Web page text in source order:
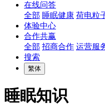
在线问答
全部 睡眠健康 荷电粒
体验中心
合作共赢
全部 招商合作 运营服
搜索
繁体
睡眠知识